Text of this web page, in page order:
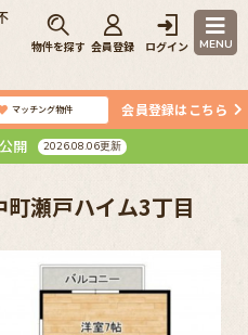
物件を探す 会員登録 ログイン MENU
マッチング物件 会員登録はこちら
開 2026.08.06更新
町瀬戸ハイム3丁目